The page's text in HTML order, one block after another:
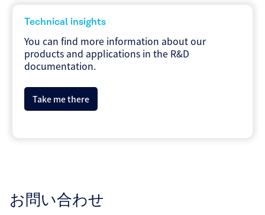
Technical insights
You can find more information about our
products and applications in the R&D
documentation.
Take me there
お問い合わせ